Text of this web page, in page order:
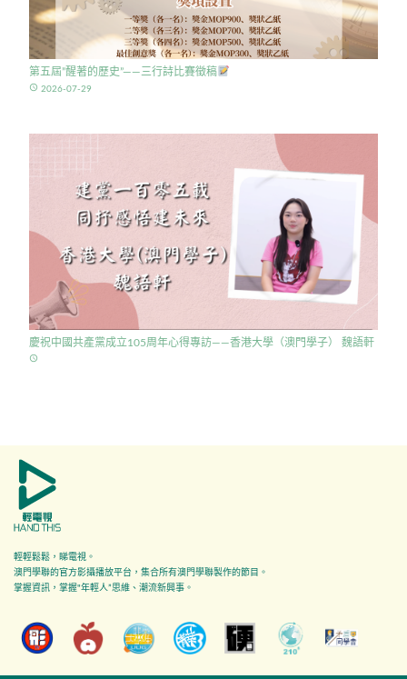
第五屆”醒著的歷史”——三行詩比賽徵稿
access_time 2026-07-29
慶祝中國共產黨成立105周年心得專訪——香港大學（澳門學子） 魏語軒
access_time
輕輕鬆鬆，睇電視。
澳門學聯的官方影攝播放平台，集合所有澳門學聯製作的節目。
掌握資訊，掌握"年輕人”思維、潮流新興事。